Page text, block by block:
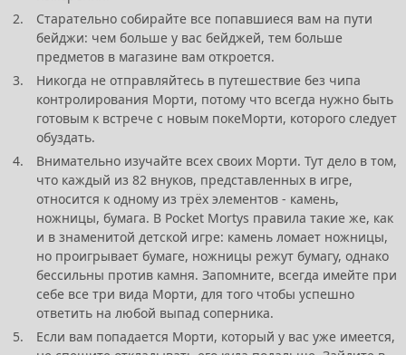
Старательно собирайте все попавшиеся вам на пути
бейджи: чем больше у вас бейджей, тем больше
предметов в магазине вам откроется.
Никогда не отправляйтесь в путешествие без чипа
контролирования Морти, потому что всегда нужно быть
готовым к встрече с новым покеМорти, которого следует
обуздать.
Внимательно изучайте всех своих Морти. Тут дело в том,
что каждый из 82 внуков, представленных в игре,
относится к одному из трёх элементов - камень,
ножницы, бумага. В Pocket Mortys правила такие же, как
и в знаменитой детской игре: камень ломает ножницы,
но проигрывает бумаге, ножницы режут бумагу, однако
бессильны против камня. Запомните, всегда имейте при
себе все три вида Морти, для того чтобы успешно
ответить на любой выпад соперника.
Если вам попадается Морти, который у вас уже имеется,